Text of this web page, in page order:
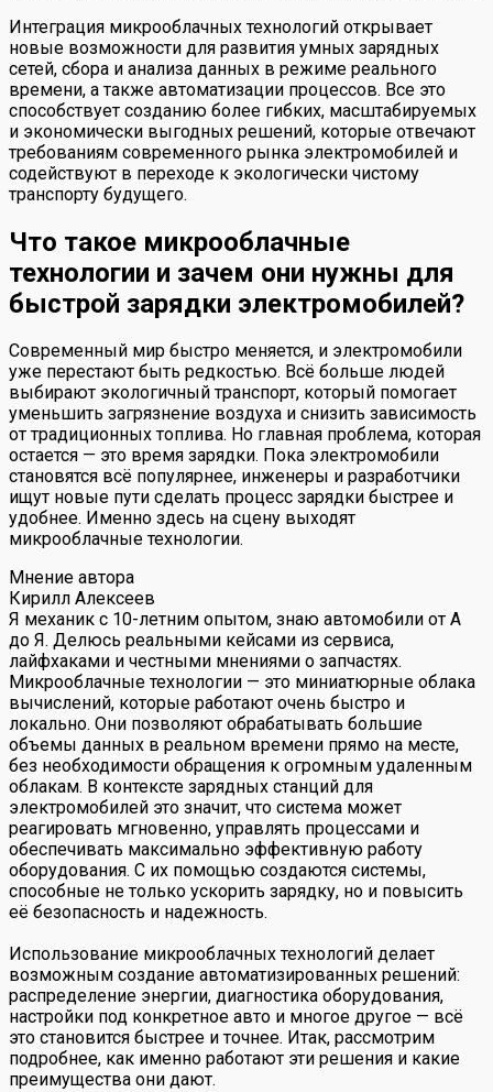
Интеграция микрооблачных технологий открывает
новые возможности для развития умных зарядных
сетей, сбора и анализа данных в режиме реального
времени, а также автоматизации процессов. Все это
способствует созданию более гибких, масштабируемых
и экономически выгодных решений, которые отвечают
требованиям современного рынка электромобилей и
содействуют в переходе к экологически чистому
транспорту будущего.
Что такое микрооблачные
технологии и зачем они нужны для
быстрой зарядки электромобилей?
Современный мир быстро меняется, и электромобили
уже перестают быть редкостью. Всё больше людей
выбирают экологичный транспорт, который помогает
уменьшить загрязнение воздуха и снизить зависимость
от традиционных топлива. Но главная проблема, которая
остается — это время зарядки. Пока электромобили
становятся всё популярнее, инженеры и разработчики
ищут новые пути сделать процесс зарядки быстрее и
удобнее. Именно здесь на сцену выходят
микрооблачные технологии.
Мнение автора
Кирилл Алексеев
Я механик с 10-летним опытом, знаю автомобили от А
до Я. Делюсь реальными кейсами из сервиса,
лайфхаками и честными мнениями о запчастях.
Микрооблачные технологии — это миниатюрные облака
вычислений, которые работают очень быстро и
локально. Они позволяют обрабатывать большие
объемы данных в реальном времени прямо на месте,
без необходимости обращения к огромным удаленным
облакам. В контексте зарядных станций для
электромобилей это значит, что система может
реагировать мгновенно, управлять процессами и
обеспечивать максимально эффективную работу
оборудования. С их помощью создаются системы,
способные не только ускорить зарядку, но и повысить
её безопасность и надежность.
Использование микрооблачных технологий делает
возможным создание автоматизированных решений:
распределение энергии, диагностика оборудования,
настройки под конкретное авто и многое другое — всё
это становится быстрее и точнее. Итак, рассмотрим
подробнее, как именно работают эти решения и какие
преимущества они дают.